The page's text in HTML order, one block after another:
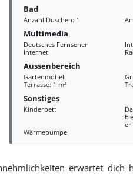
Bad
Anzahl Duschen: 1
Multimedia
Deutsches Fernsehen
Internet
Aussenbereich
Gartenmöbel
Terrasse: 1 m²
Sonstiges
Kinderbett
Wärmepumpe
erwartet dich